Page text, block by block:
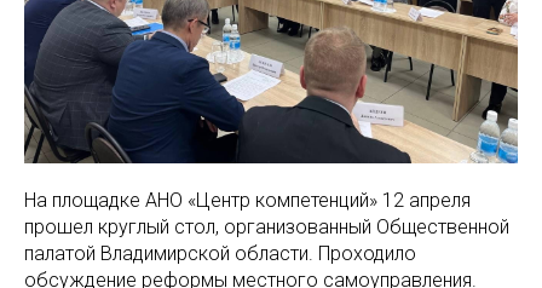
На площадке АНО «Центр компетенций» 12 апреля
прошел круглый стол, организованный Общественной
палатой Владимирской области. Проходило
обсуждение реформы местного самоуправления.